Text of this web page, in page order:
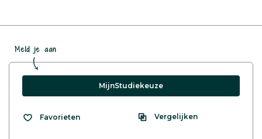
Meld je aan
MijnStudiekeuze
Favorieten Vergelijken